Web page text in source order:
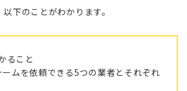
下のことがわかります。
ること
ームを依頼できる5つの業者とそれぞれ